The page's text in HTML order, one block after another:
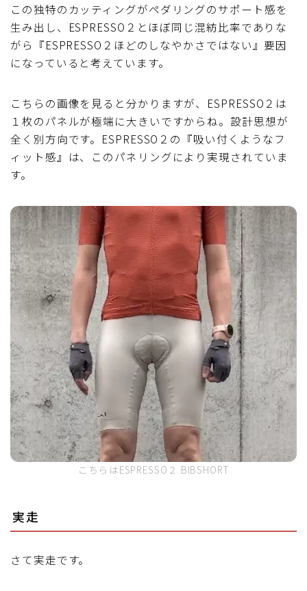
この独特のカッティングがペダリングのサポート感を
生み出し、ESPRESSO２とほぼ同じ混紡比率でありな
がら『ESPRESSO２ほどのしなやかさではない』要因
になっていると考えています。
こちらの画像を見ると分かりますが、ESPRESSO２は
１枚のパネルが極端に大きいですからね。設計思想が
全く別方向です。ESPRESSO２の『吸い付くようなフ
ィット感』は、このパネリングにより実現されていま
す。
こちらはESPRESSO２ BIBSHORT
実走
さて実走です。